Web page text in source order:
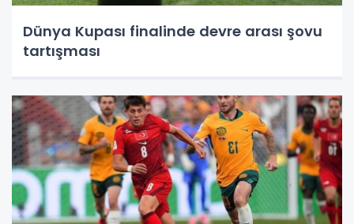
Dünya Kupası finalinde devre arası şovu
tartışması